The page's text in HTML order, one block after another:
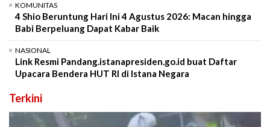
KOMUNITAS
4 Shio Beruntung Hari Ini 4 Agustus 2026: Macan hingga
Babi Berpeluang Dapat Kabar Baik
NASIONAL
Link Resmi Pandang.istanapresiden.go.id buat Daftar
Upacara Bendera HUT RI di Istana Negara
Terkini